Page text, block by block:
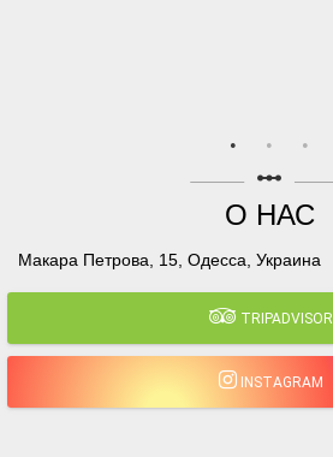
linear_scale
О НАС
Макара Петрова, 15, Одесса, Украина
TRIPADVISOR
INSTAGRAM